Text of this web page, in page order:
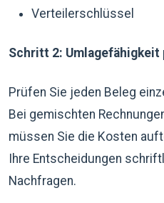
Verteilerschlüssel
Schritt 2: Umlagefähigkeit
Prüfen Sie jeden Beleg
Bei gemischten
müssen Sie die Kosten
Ihre Entscheidungen
Nachfragen.